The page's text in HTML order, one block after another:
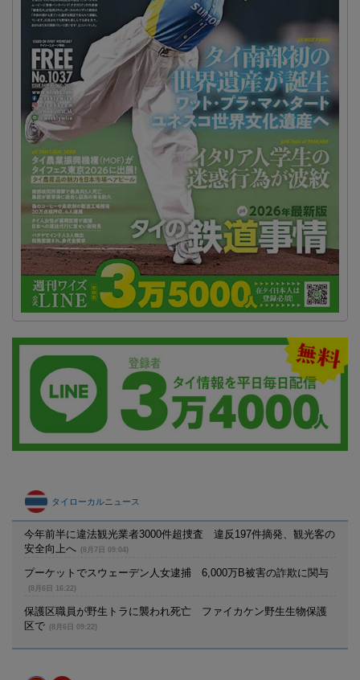
タイローカルニュース
今年前半に違法観光業者3000件超捜査 違反197件摘発、観光客の
安全向上へ
(8月7日 09:04)
プーケットでスウェーデン人女逮捕 6,000万B被害の詐欺に関与
(8月6日 16:22)
保護区職員が野生トラに襲われ死亡 ファイカケン野生生物保護
区で
(8月6日 09:22)